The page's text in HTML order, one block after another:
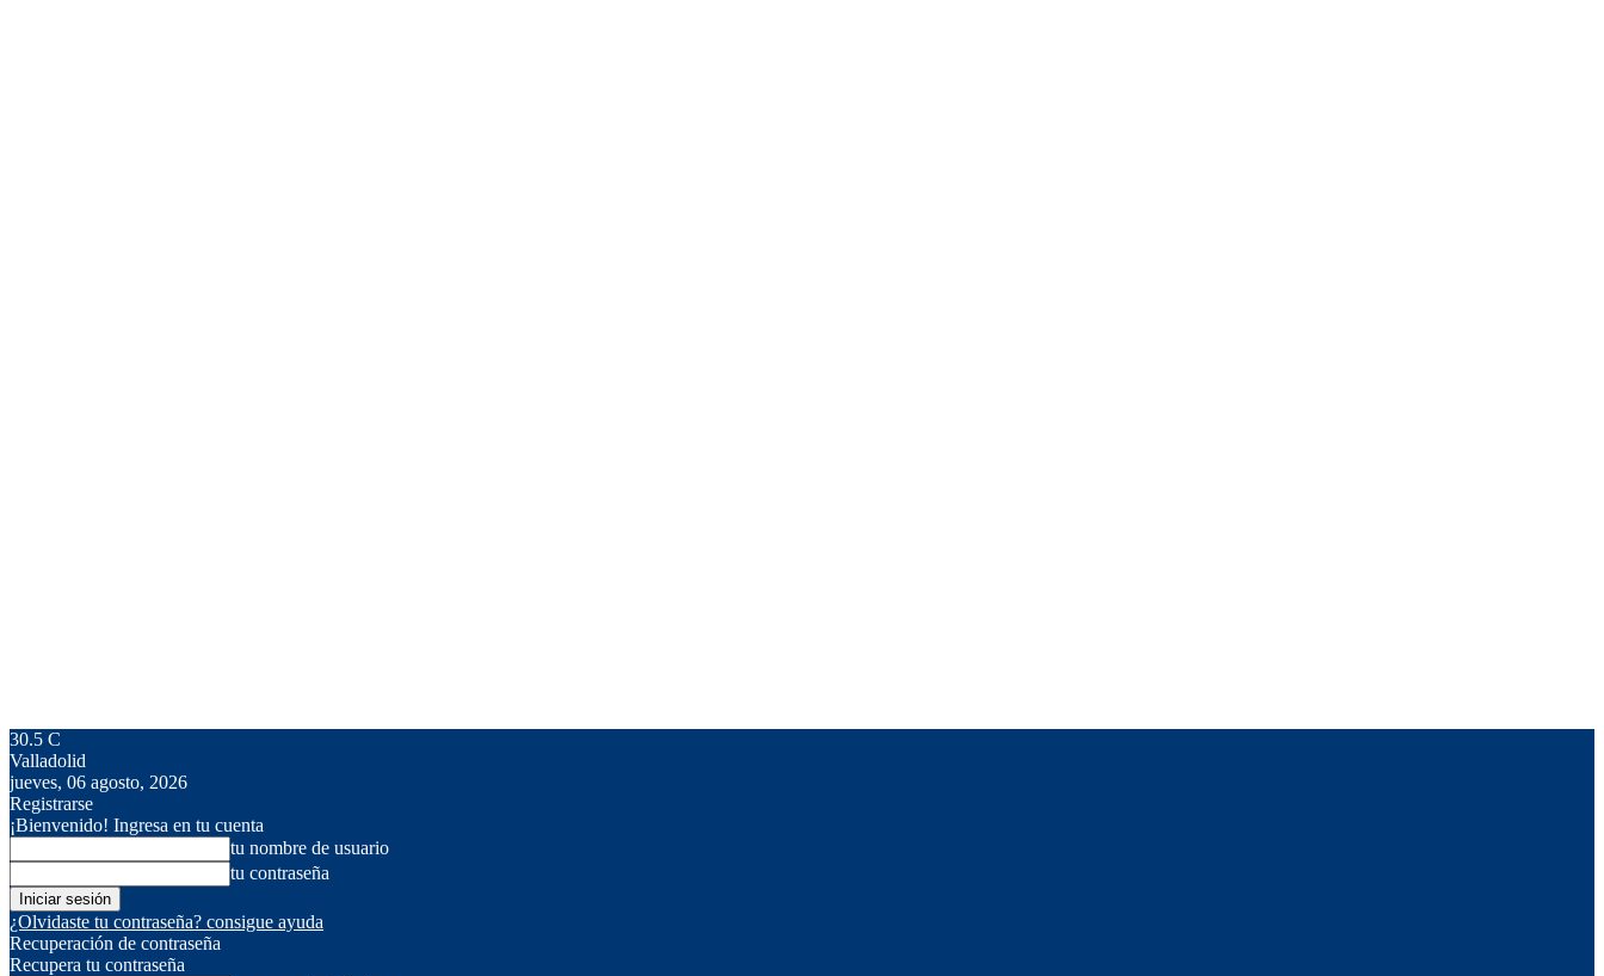
30.5 C
Valladolid
jueves, 06 agosto, 2026
Registrarse
¡Bienvenido! Ingresa en tu cuenta
tu nombre de usuario
tu contraseña
¿Olvidaste tu contraseña? consigue ayuda
Recuperación de contraseña
Recupera tu contraseña